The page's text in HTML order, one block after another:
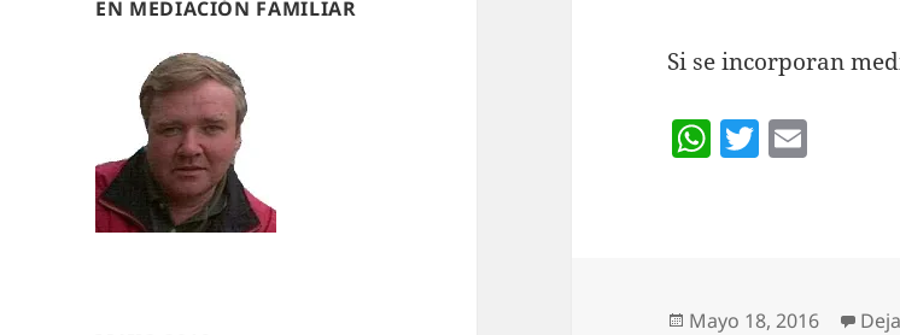
EN MEDIACIÓN FAMILIAR
A
p
p
Si se incorporan
W T
Publicado
Mayo 18, 2016